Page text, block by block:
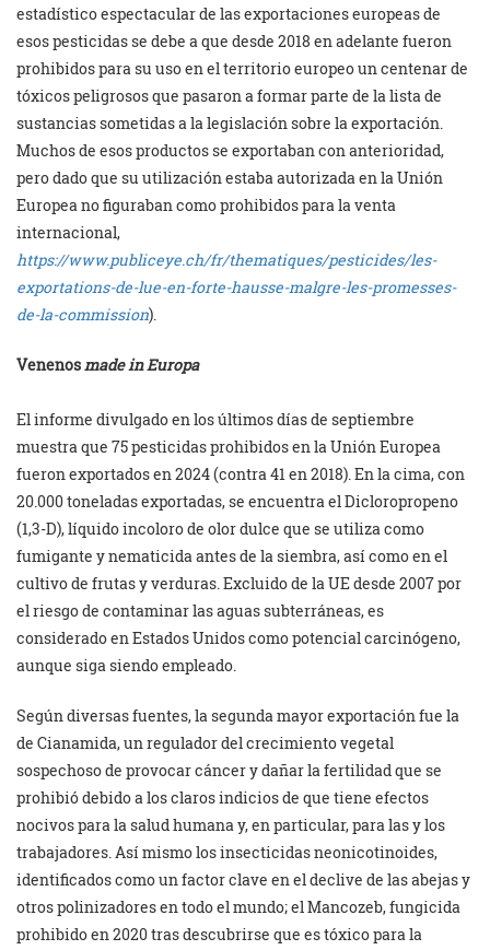
estadístico espectacular de las exportaciones europeas de
esos pesticidas se debe a que desde 2018 en adelante fueron
prohibidos para su uso en el territorio europeo un centenar de
tóxicos peligrosos que pasaron a formar parte de la lista de
sustancias sometidas a la legislación sobre la exportación.
Muchos de esos productos se exportaban con anterioridad,
pero dado que su utilización estaba autorizada en la Unión
Europea no figuraban como prohibidos para la venta
internacional,
https://www.publiceye.ch/fr/thematiques/pesticides/les-
exportations-de-lue-en-forte-hausse-malgre-les-promesses-
de-la-commission).
Venenosmadein Europa
El informe divulgado en los últimos días de septiembre
muestra que 75 pesticidas prohibidos en la Unión Europea
fueron exportados en 2024 (contra 41 en 2018). En la cima, con
20.000 toneladas exportadas, se encuentra el Dicloropropeno
(1,3-D), líquido incoloro de olor dulce que se utiliza como
fumigante y nematicida antes de la siembra, así como en el
cultivo de frutas y verduras. Excluido de la UE desde 2007 por
el riesgo de contaminar las aguas subterráneas, es
considerado en Estados Unidos como potencial carcinógeno,
aunque siga siendo empleado.
Según diversas fuentes, la segunda mayor exportación fue la
de Cianamida, un regulador del crecimiento vegetal
sospechoso de provocar cáncer y dañar la fertilidad que se
prohibió debido a los claros indicios de que tiene efectos
nocivos para la salud humana y, en particular, para las y los
trabajadores. Así mismo los insecticidas neonicotinoides,
identificados como un factor clave en el declive de las abejas y
otros polinizadores en todo el mundo; el Mancozeb, fungicida
prohibido en 2020 tras descubrirse que es tóxico para la